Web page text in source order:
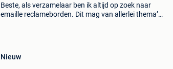
Beste, als verzamelaar ben ik altijd op zoek naar
emaille reclameborden. Dit mag van allerlei thema’s
Nieuw